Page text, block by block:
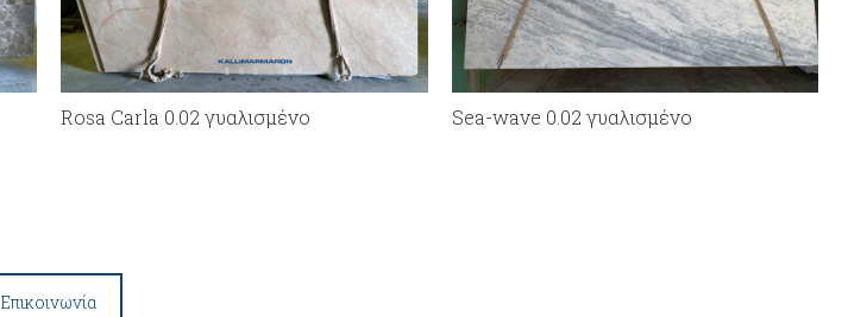
Rosa Carla 0.02 γυαλισμένο Sea-wave 0.02 γυαλισμένο
Επικοινωνία